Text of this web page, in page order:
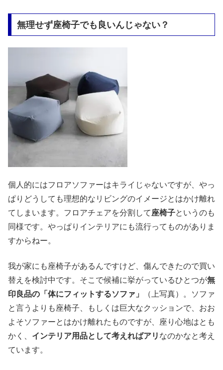
無理せず座椅子でも良いんじゃない？
個人的にはフロアソファーはキライじゃないですが、やっ
ぱりどうしても理想的なリビングのイメージとはかけ離れ
てしまいます。フロアチェアを分割して座椅子というのも
同様です。やっぱりインテリアにも流行ってものがありま
すからねー。
我が家にも座椅子があるんですけど、傷んできたので買い
替えを検討中です。そこで候補に挙がっているひとつが無
印良品の「体にフィットするソファ」
（上写真）。ソファ
と言うよりも座椅子、もしくは巨大なクッションで、おお
よそソファーとはかけ離れたものですが、座り心地はとも
かく、 インテリア用品として考えればアリ なのかなと考え
ています。